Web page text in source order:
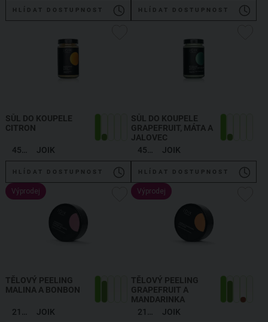
HLÍDAT DOSTUPNOST HLÍDAT DOSTUPNOST
SŮL DO KOUPELE
CITRON
JOIK
HLÍDAT DOSTUPNOST
SŮL DO KOUPELE
GRAPEFRUIT, MÁTA A
JALOVEC
JOIK
HLÍDAT DOSTUPNOST
Výprodej
TĚLOVÝ PEELING
MALINA A BONBON
JOIK
Výprodej
TĚLOVÝ PEELING
GRAPEFRUIT A
MANDARINKA
JOIK